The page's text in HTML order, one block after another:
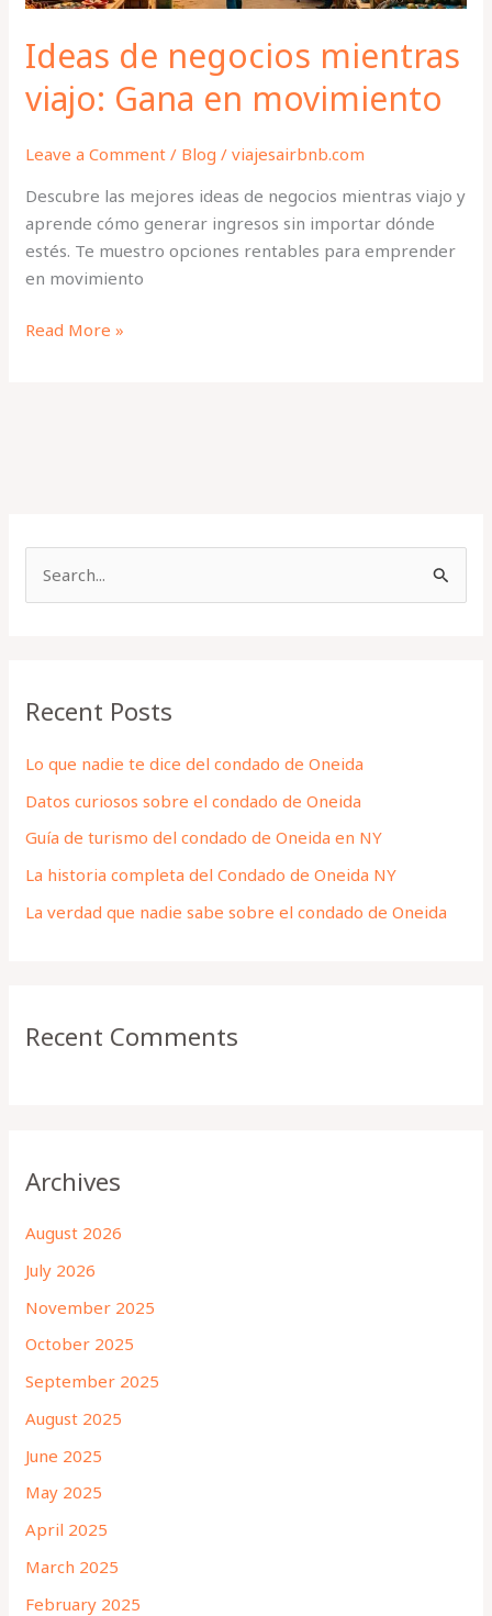
Ideas de negocios mientras
viajo: Gana en movimiento
Leave a Comment / Blog /viajesairbnb.com
Descubre las mejores ideas de negocios mientras viajo y
aprende cómo generar ingresos sin importar dónde
estés. Te muestro opciones rentables para emprender
en movimiento
Read More »
c
f
o
r
:
Recent Posts
Lo que nadie te dice del condado de Oneida
Datos curiosos sobre el condado de Oneida
Guía de turismo del condado de Oneida en NY
La historia completa del Condado de Oneida NY
La verdad que nadie sabe sobre el condado de Oneida
Recent Comments
Archives
August 2026
July 2026
November 2025
October 2025
September 2025
August 2025
June 2025
May 2025
April 2025
March 2025
February 2025